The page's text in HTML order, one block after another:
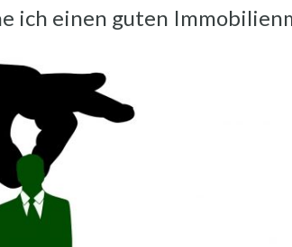
ich einen guten